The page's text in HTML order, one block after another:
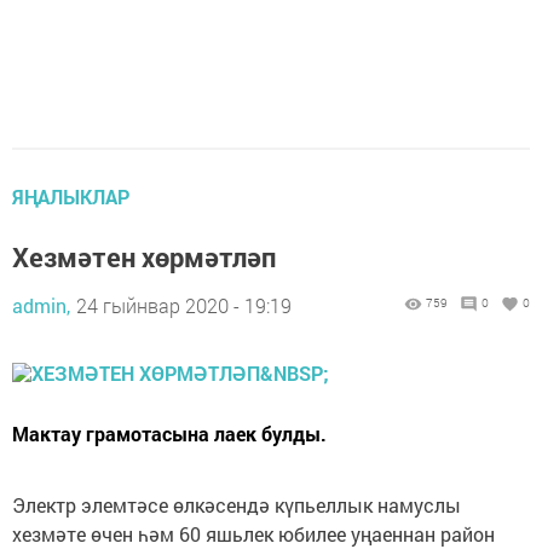
ЯҢАЛЫКЛАР
Хезмәтен хөрмәтләп
admin, 24 гыйнвар 2020 - 19:19 759 0 0
Мактау грамотасына лаек булды.
Электр элемтәсе өлкәсендә күпьеллык намуслы
хезмәте өчен һәм 60 яшьлек юбилее уңаеннан район